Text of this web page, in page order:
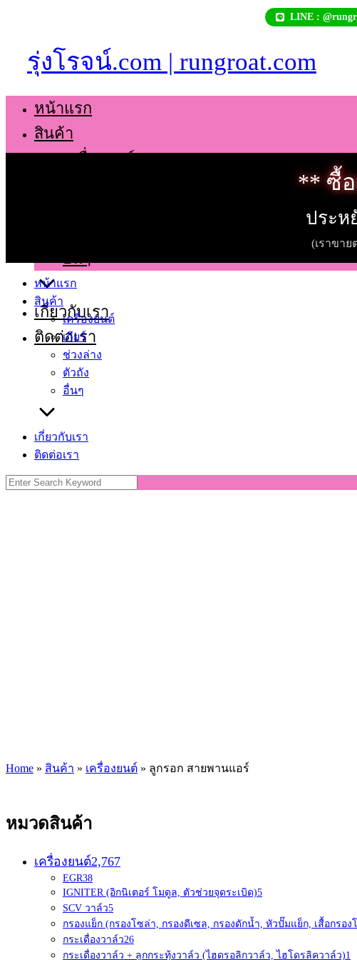
LINE :
รุ่งโรจน์.com | rungroat.com
หน้าแรก
สินค้า
เครื่องยนต์
อื่นๆ
เกี่ยวกับเรา
ติดต่อเรา
** ซื้อ
ประห
(เราขา
หน้าแรก
สินค้า
เครื่องยนต์
เกียร์
ช่วงล่าง
ตัวถัง
อื่นๆ
เกี่ยวกับเรา
ติดต่อเรา
Search
for:
Home » สินค้า » เครื่องยนต์ » ลูกรอก สายพานแอร์
หมวดสินค้า
เครื่องยนต์2,767
EGR38
IGNITER (อิกนิเตอร์ โมดูล, ตัวช่วยจุดระเบิด)5
SCV วาล์ว5
กรองแย็ก (กรองโซล่า, กรองดีเซล, กรองดักน้ำ, หัวปั๊มแย็ก, เสื้อกรอ
กระเดื่องวาล์ว26
กระเดื่องวาล์ว + ลูกกระทุ้งวาล์ว (ไฮดรอลิกวาล์ว, ไฮโดรลิควาล์ว)1